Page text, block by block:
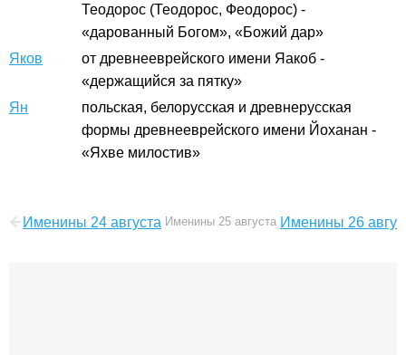
Теодорос (Теодорос, Феодорос) -
«дарованный Богом», «Божий дар»
Яков
от древнееврейского имени Яакоб -
«держащийся за пятку»
Ян
польская, белорусская и древнерусская
формы древнееврейского имени Йоханан -
«Яхве милостив»
Именины 24 августа Именины 25 августа Именины 26